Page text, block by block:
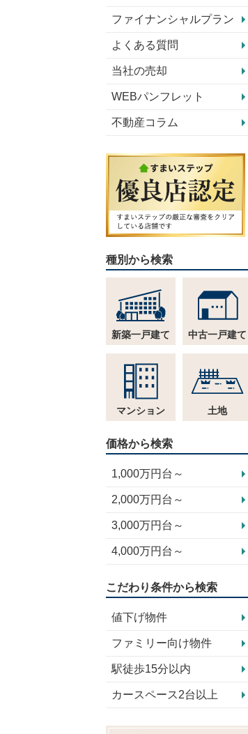
ファイナンシャルプラン
よくある質問
当社の売却
WEBパンフレット
不動産コラム
種別から検索
新築一戸建て 中古一戸建て
マンション 土地
価格から検索
1,000万円台～
2,000万円台～
3,000万円台～
4,000万円台～
こだわり条件から検索
値下げ物件
ファミリー向け物件
駅徒歩15分以内
カースペース2台以上